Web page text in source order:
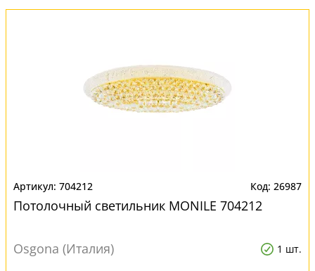
704212 26987
Потолочный светильник MONILE 704212
Osgona (Италия) 1 шт.